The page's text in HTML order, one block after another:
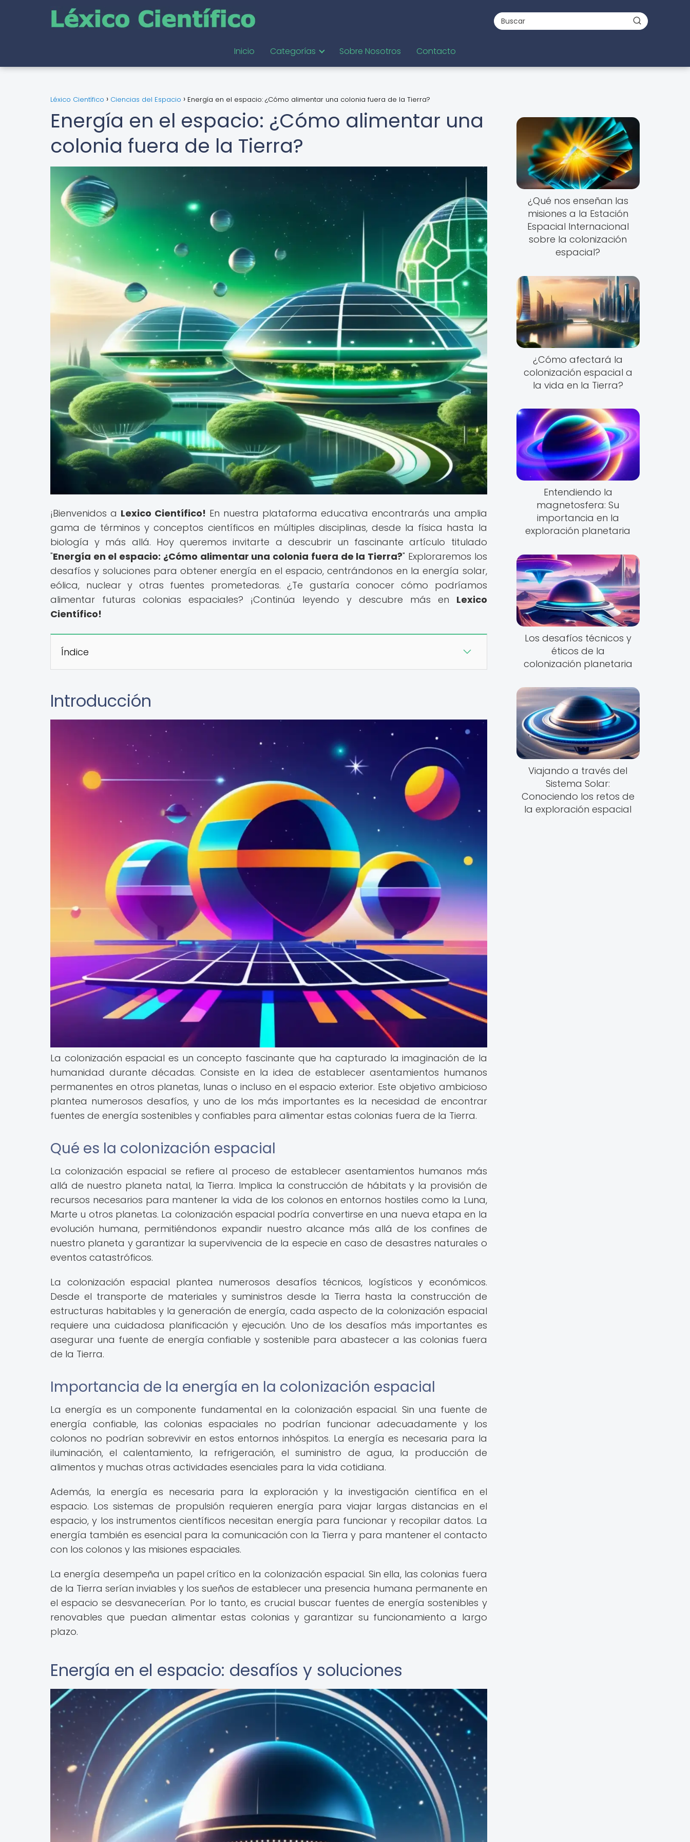
Inicio Categorías Sobre Nosotros Contacto
Léxico Científico Ciencias del Espacio Energía en el espacio: ¿Cómo alimentar una colonia fuera de la Tierra?
Energía en el espacio: ¿Cómo alimentar una
colonia fuera de la Tierra?
¡Bienvenidos a Lexico Científico! En nuestra plataforma educativa encontrarás una amplia
gama de términos y conceptos científicos en múltiples disciplinas, desde la física hasta la
biología y más allá. Hoy queremos invitarte a descubrir un fascinante artículo titulado
"Energía en el espacio: ¿Cómo alimentar una colonia fuera de la Tierra?" Exploraremos los
desafíos y soluciones para obtener energía en el espacio, centrándonos en la energía solar,
eólica, nuclear y otras fuentes prometedoras. ¿Te gustaría conocer cómo podríamos
alimentar futuras colonias espaciales? ¡Continúa leyendo y descubre más en Lexico
Científico!
Índice
Introducción
La colonización espacial es un concepto fascinante que ha capturado la imaginación de la
humanidad durante décadas. Consiste en la idea de establecer asentamientos humanos
permanentes en otros planetas, lunas o incluso en el espacio exterior. Este objetivo ambicioso
plantea numerosos desafíos, y uno de los más importantes es la necesidad de encontrar
fuentes de energía sostenibles y confiables para alimentar estas colonias fuera de la Tierra.
Qué es la colonización espacial
La colonización espacial se refiere al proceso de establecer asentamientos humanos más
allá de nuestro planeta natal, la Tierra. Implica la construcción de hábitats y la provisión de
recursos necesarios para mantener la vida de los colonos en entornos hostiles como la Luna,
Marte u otros planetas. La colonización espacial podría convertirse en una nueva etapa en la
evolución humana, permitiéndonos expandir nuestro alcance más allá de los confines de
nuestro planeta y garantizar la supervivencia de la especie en caso de desastres naturales o
eventos catastróficos.
La colonización espacial plantea numerosos desafíos técnicos, logísticos y económicos.
Desde el transporte de materiales y suministros desde la Tierra hasta la construcción de
estructuras habitables y la generación de energía, cada aspecto de la colonización espacial
requiere una cuidadosa planificación y ejecución. Uno de los desafíos más importantes es
asegurar una fuente de energía confiable y sostenible para abastecer a las colonias fuera
de la Tierra.
Importancia de la energía en la colonización espacial
La energía es un componente fundamental en la colonización espacial. Sin una fuente de
energía confiable, las colonias espaciales no podrían funcionar adecuadamente y los
colonos no podrían sobrevivir en estos entornos inhóspitos. La energía es necesaria para la
iluminación, el calentamiento, la refrigeración, el suministro de agua, la producción de
alimentos y muchas otras actividades esenciales para la vida cotidiana.
Además, la energía es necesaria para la exploración y la investigación científica en el
espacio. Los sistemas de propulsión requieren energía para viajar largas distancias en el
espacio, y los instrumentos científicos necesitan energía para funcionar y recopilar datos. La
energía también es esencial para la comunicación con la Tierra y para mantener el contacto
con los colonos y las misiones espaciales.
La energía desempeña un papel crítico en la colonización espacial. Sin ella, las colonias fuera
de la Tierra serían inviables y los sueños de establecer una presencia humana permanente en
el espacio se desvanecerían. Por lo tanto, es crucial buscar fuentes de energía sostenibles y
renovables que puedan alimentar estas colonias y garantizar su funcionamiento a largo
plazo.
Energía en el espacio: desafíos y soluciones
¿Qué nos enseñan las
misiones a la Estación
Espacial Internacional
sobre la colonización
espacial?
¿Cómo afectará la
colonización espacial a
la vida en la Tierra?
Entendiendo la
magnetosfera: Su
importancia en la
exploración planetaria
Los desafíos técnicos y
éticos de la
colonización planetaria
Viajando a través del
Sistema Solar:
Conociendo los retos de
la exploración espacial